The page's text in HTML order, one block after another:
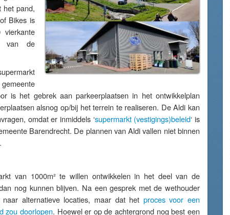
het pand,
Bikes is
vierkante
van de
is het gebrek aan parkeerplaatsen in het ontwikkelplan
alsnog op/bij het terrein te realiseren. De Aldi kan
omdat er inmiddels ‘supermarkt (vestigings)beleid‘ is
Barendrecht. De plannen van Aldi vallen niet binnen
van 1000m² te willen ontwikkelen in het deel van de
nog kunnen blijven. Na een gesprek met de wethouder
alternatieve locaties, maar dat het proces voor een
zou doorlopen. Hoewel er op de achtergrond nog best een